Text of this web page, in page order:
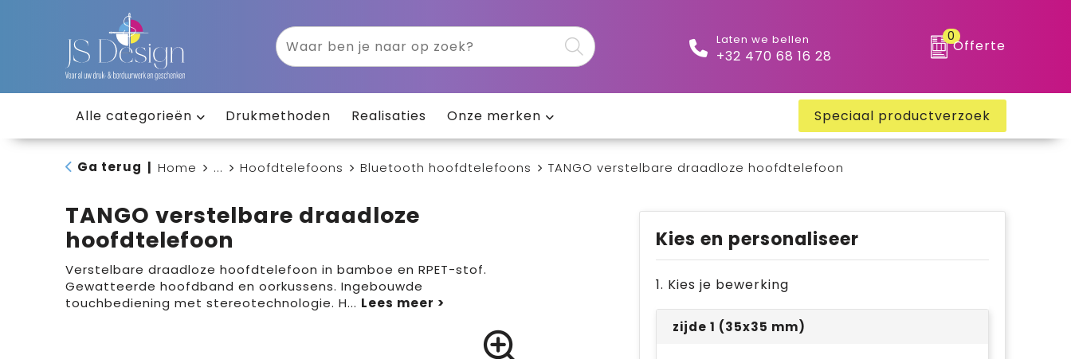
Laten we bellen
+32 470 68 16 28
0
Offerte
Alle categorieën Drukmethoden Realisaties Onze merken Speciaal productverzoek
Ga terug Home ... Hoofdtelefoons Bluetooth hoofdtelefoons TANGO verstelbare draadloze hoofdtelefoon
TANGO verstelbare draadloze
hoofdtelefoon
Verstelbare draadloze hoofdtelefoon in bamboe en RPET-stof.
Gewatteerde hoofdband en oorkussens. Ingebouwde
touchbediening met stereotechnologie. H...
Kies en personaliseer
1. Kies je bewerking
zijde 1 (35x35 mm)